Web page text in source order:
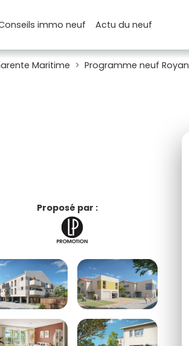
immo neuf Actudu neuf
Maritime Programme neuf Royan
Proposé par :